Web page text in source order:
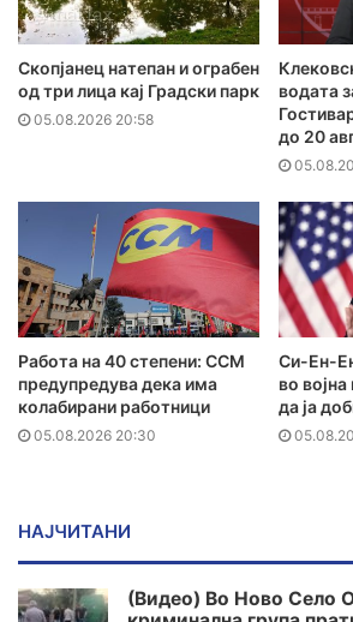
Скопјанец натепан и ограбен
од три лица кај Градски парк
05.08.2026 20:58
водата
до 20
Работа на 40 степени: ССМ
предупредува дека има
колабирани работници
05.08.2026 20:30
Си-Ен-
во
да ја
НАЈЧИТАНИ
(Видео) Во Ново Село